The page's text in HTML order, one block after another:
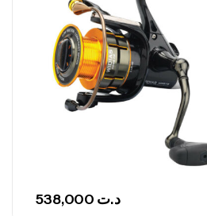
د.ت